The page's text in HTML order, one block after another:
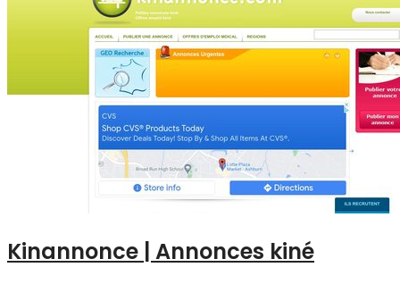
Kinannonce | Annonces kiné